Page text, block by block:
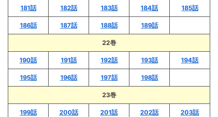
181話 182話 183話 184話 185話
186話 187話 188話 189話
22巻
190話 191話 192話 193話 194話
195話 196話 197話 198話
23巻
199話 200話 201話 202話 203話